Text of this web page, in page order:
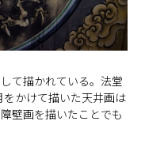
て描かれている。法堂
かけて描いた天井画は
壁画を描いたことでも